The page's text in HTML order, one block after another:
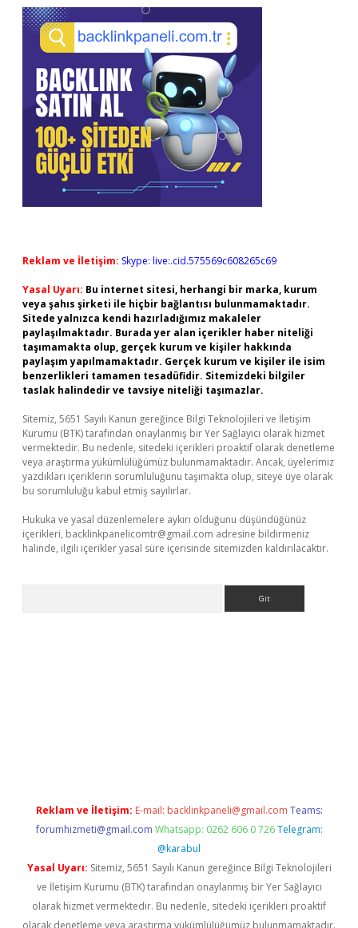
Reklam ve İletişim: Skype: live:.cid.575569c608265c69
Yasal Uyarı: Bu internet sitesi, herhangi bir marka, kurum
veya şahıs şirketi ile hiçbir bağlantısı bulunmamaktadır.
Sitede yalnızca kendi hazırladığımız makaleler
paylaşılmaktadır. Burada yer alan içerikler haber niteliği
taşımamakta olup, gerçek kurum ve kişiler hakkında
paylaşım yapılmamaktadır. Gerçek kurum ve kişiler ile isim
benzerlikleri tamamen tesadüfidir. Sitemizdeki bilgiler
taslak halindedir ve tavsiye niteliği taşımazlar.
Sitemiz, 5651 Sayılı Kanun gereğince Bilgi Teknolojileri ve İletişim
Kurumu (BTK) tarafından onaylanmış bir Yer Sağlayıcı olarak hizmet
vermektedir. Bu nedenle, sitedeki içerikleri proaktif olarak denetleme
veya araştırma yükümlülüğümüz bulunmamaktadır. Ancak, üyelerimiz
yazdıkları içeriklerin sorumluluğunu taşımakta olup, siteye üye olarak
bu sorumluluğu kabul etmiş sayılırlar.
Hukuka ve yasal düzenlemelere aykırı olduğunu düşündüğünüz
içerikleri, backlinkpanelicomtr@gmail.com adresine bildirmeniz
halinde, ilgili içerikler yasal süre içerisinde sitemizden kaldırılacaktır.
Reklam ve İletişim: E-mail: backlinkpaneli@gmail.com Teams:
forumhizmeti@gmail.com Whatsapp: 0262 606 0 726 Telegram:
@karabul
Yasal Uyarı: Sitemiz, 5651 Sayılı Kanun gereğince Bilgi Teknolojileri
ve İletişim Kurumu (BTK) tarafından onaylanmış bir Yer Sağlayıcı
olarak hizmet vermektedir. Bu nedenle, sitedeki içerikleri proaktif
olarak denetleme veya araştırma yükümlülüğümüz bulunmamaktadır.